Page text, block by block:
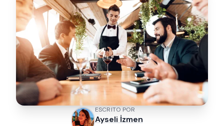
ESCRITO POR
Ayseli İzmen